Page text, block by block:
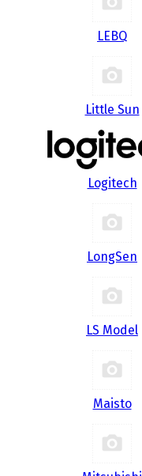
LEBQ
Little Sun
Logitech
LongSen
LS Model
Maisto